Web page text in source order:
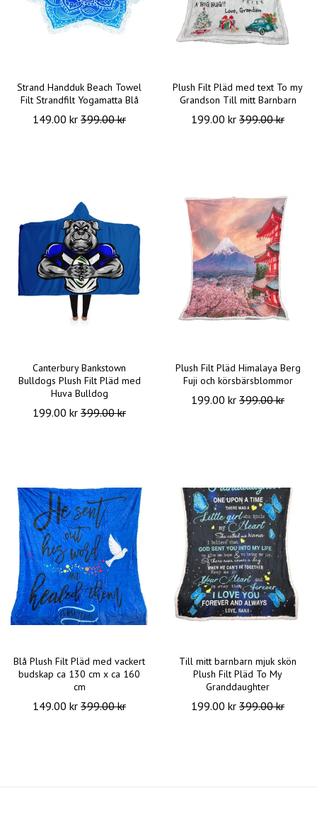
Strand Handduk Beach Towel
Filt Strandfilt Yogamatta Blå
149.00 kr 399.00 kr
Plush Filt Pläd med text To my
Grandson Till mitt Barnbarn
199.00 kr 399.00 kr
Canterbury Bankstown
Bulldogs Plush Filt Pläd med
Huva Bulldog
199.00 kr 399.00 kr
Plush Filt Pläd Himalaya Berg
Fuji och körsbärsblommor
199.00 kr 399.00 kr
Blå Plush Filt Pläd med vackert
budskap ca 130 cm x ca 160
cm
149.00 kr 399.00 kr
Till mitt barnbarn mjuk skön
Plush Filt Pläd To My
Granddaughter
199.00 kr 399.00 kr